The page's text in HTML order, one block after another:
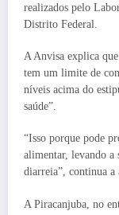
realizados pelo
Distrito Federal.
A Anvisa explica
tem um limite de
níveis acima do
saúde”.
“Isso porque pode
alimentar, levando a
diarreia”, continua a
A Piracanjuba, no